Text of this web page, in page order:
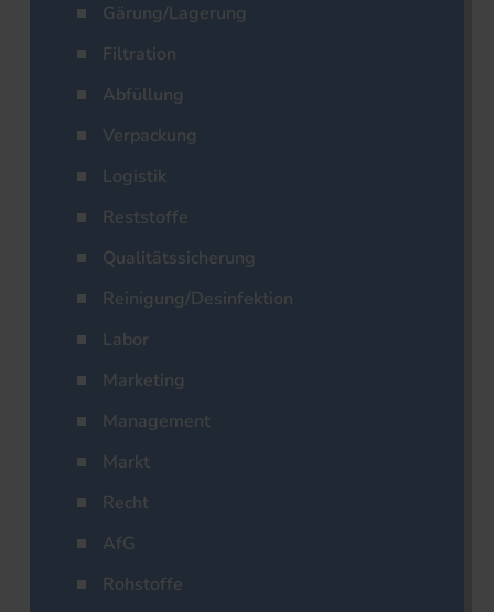
Gärung/Lagerung
Filtration
Abfüllung
Verpackung
Logistik
Reststoffe
Qualitätssicherung
Reinigung/Desinfektion
Labor
Marketing
Management
Markt
Recht
AfG
Rohstoffe